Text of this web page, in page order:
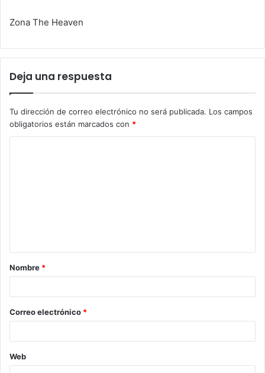
Zona The Heaven
Deja una respuesta
Tu dirección de correo electrónico no será publicada. Los campos
obligatorios están marcados con *
a
r
*
Nombre *
Correo electrónico *
Web